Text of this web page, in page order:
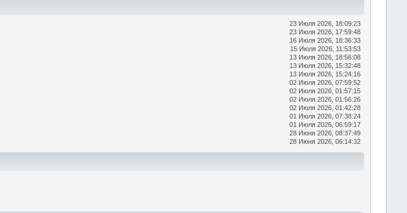
23 Июля 2026, 18:09:23
23 Июля 2026, 17:59:48
16 Июля 2026, 18:36:33
15 Июля 2026, 11:53:53
13 Июля 2026, 18:56:08
13 Июля 2026, 15:32:48
13 Июля 2026, 15:24:16
02 Июля 2026, 07:59:52
02 Июля 2026, 01:57:15
02 Июля 2026, 01:56:26
02 Июля 2026, 01:42:28
01 Июля 2026, 07:38:24
01 Июля 2026, 06:59:17
28 Июня 2026, 08:37:49
28 Июня 2026, 06:14:32